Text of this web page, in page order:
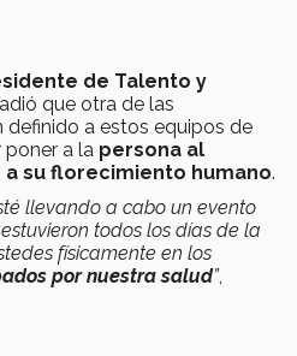
de Talento y
que otra de las
definido a estos equipos de
poner a la persona al
su florecimiento humano.
llevando a cabo un evento
todos los días de la
físicamente en los
por nuestra salud”,